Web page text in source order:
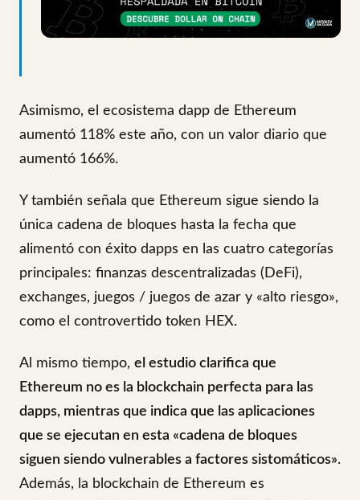
Asimismo, el ecosistema dapp de Ethereum
aumentó 118% este año, con un valor diario que
aumentó 166%.
Y también señala que Ethereum sigue siendo la
única cadena de bloques hasta la fecha que
alimentó con éxito dapps en las cuatro categorías
principales: finanzas descentralizadas (DeFi),
exchanges, juegos / juegos de azar y «alto riesgo»,
como el controvertido token HEX.
Al mismo tiempo, el estudio clarifica que
Ethereum no es la blockchain perfecta para las
dapps, mientras que indica que las aplicaciones
que se ejecutan en esta «cadena de bloques
siguen siendo vulnerables a factores sistomáticos».
Además, la blockchain de Ethereum es